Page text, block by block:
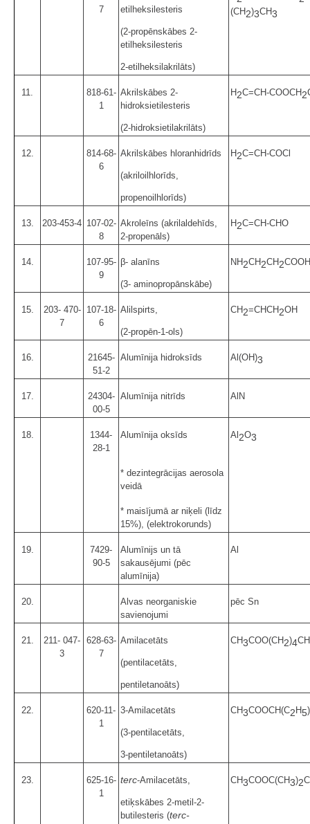
7
etilheksilesteris
(2-propēnskābes 2-
etilheksilesteris
2-etilheksilakrilāts)
(CH 2)3CH3
11.
818-61-
1
Akrilskābes 2-
hidroksietilesteris
(2-hidroksietilakrilāts)
H2C=CH-COOCH2
12.
814-68-
6
Akrilskābes hloranhidrīds
(akriloilhlorīds,
propenoilhlorīds)
H2C=CH-COCl
13. 203-453-4 107-02-
8
Akroleīns (akrilaldehīds,
2-propenāls)
H2C=CH-CHO
14.
107-95-
9
β- alanīns
(3- aminopropānskābe)
NH2CH2CH2COOH
15.
203- 470-
7
107-18-
6
Alilspirts,
(2-propēn-1-ols)
CH2=CHCH2OH
16.
21645-
51-2
Alumīnija hidroksīds Al(OH)3
17.
24304-
00-5
Alumīnija nitrīds AlN
18.
1344-
28-1
Alumīnija oksīds Al2O3
* dezintegrācijas aerosola
veidā
* maisījumā ar niķeli (līdz
15%), (elektrokorunds)
19.
7429-
90-5
Alumīnijs un tā
sakausējumi (pēc
alumīnija)
Al
20.
Alvas neorganiskie
savienojumi
pēc Sn
21.
211- 047-
3
628-63-
7
Amilacetāts
(pentilacetāts,
pentiletanoāts)
CH3COO(CH2)4CH
22.
620-11-
1
3-Amilacetāts
(3-pentilacetāts,
3-pentiletanoāts)
CH3COOCH(C2H5)
23.
625-16-
1
terc-Amilacetāts,
etiķskābes 2-metil-2-
butilesteris (terc-
CH3COOC(CH3)2C